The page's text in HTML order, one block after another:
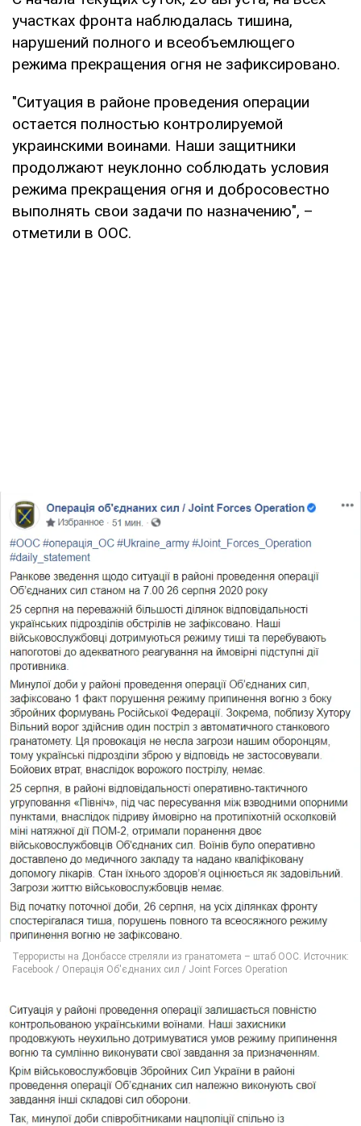
участках фронта наблюдалась тишина,
нарушений полного и всеобъемлющего
режима прекращения огня не зафиксировано.
"Ситуация в районе проведения операции
остается полностью контролируемой
украинскими воинами. Наши защитники
продолжают неуклонно соблюдать условия
режима прекращения огня и добросовестно
выполнять свои задачи по назначению", –
отметили в ООС.